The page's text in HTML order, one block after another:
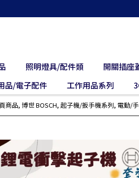
照明燈具/配件類 開關插座
品/電子配件
工作用品系列
商品, 博世 BOSCH, 起子機/扳手機系列, 電動/